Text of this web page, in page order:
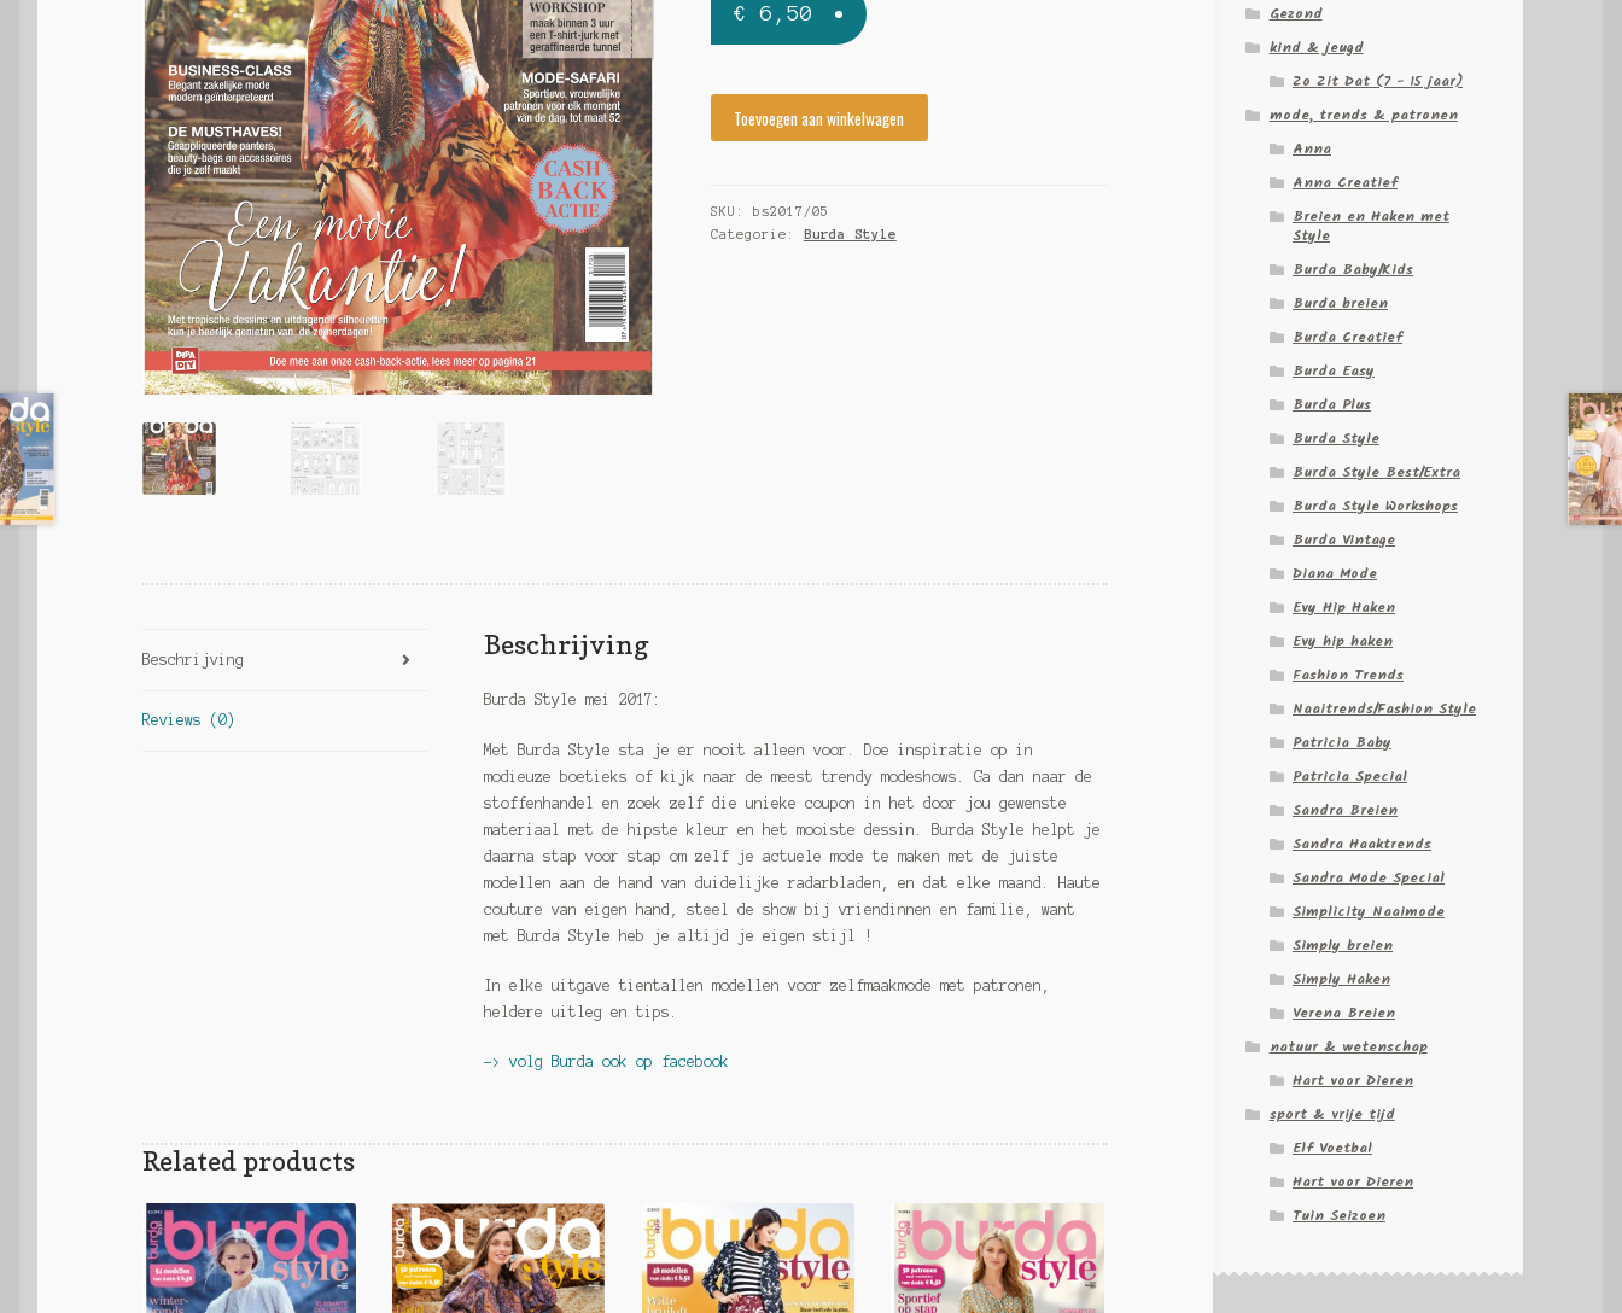
€ 6,50
class
&
Toevoegen aan winkelwagen
SKU:
bs2017/05
Categorie:
Burda Style
Beschrijving
Reviews (0)
Beschrijving
Burda Style mei 2017:
Met Burda Style sta je er nooit alleen voor. Doe inspiratie op in
modieuze boetieks of kijk naar de meest trendy modeshows. Ga dan naar de
stoffenhandel en zoek zelf die unieke coupon in het door jou gewenste
materiaal met de hipste kleur en het mooiste dessin. Burda Style helpt je
daarna stap voor stap om zelf je actuele mode te maken met de juiste
modellen aan de hand van duidelijke radarbladen, en dat elke maand. Haute
couture van eigen hand, steel de show bij vriendinnen en familie, want
met Burda Style heb je altijd je eigen stijl !
In elke uitgave tientallen modellen voor zelfmaakmode met patronen,
heldere uitleg en tips.
-> volg Burda ook op facebook
Related products
Gezond
kind & jeugd
Zo Zit Dat (7 - 15 jaar)
mode, trends & patronen
Anna
Anna Creatief
Breien en Haken met
Style
Burda Baby/Kids
Burda breien
Burda Creatief
Burda Easy
Burda Plus
Burda Style
Burda Style Best/Extra
Burda Style Workshops
Burda Vintage
Diana Mode
Evy Hip Haken
Evy hip haken
Fashion Trends
Naaitrends/Fashion Style
Patricia Baby
Patricia Special
Sandra Breien
Sandra Haaktrends
Sandra Mode Special
Simplicity Naaimode
Simply breien
Simply Haken
Verena Breien
natuur & wetenschap
Hart voor Dieren
sport & vrije tijd
Elf Voetbal
Hart voor Dieren
Tuin Seizoen